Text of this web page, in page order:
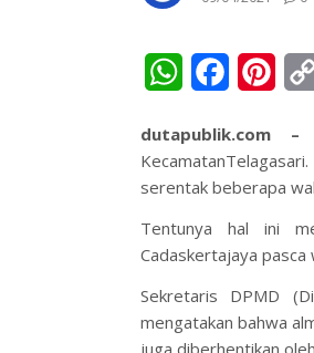
WhatsAppFacebook
dutapublik.com –
serentak beberapa
Tentunya hal ini
Cadaskertajaya pasca
Sekretaris DPMD
mengatakan bahwa